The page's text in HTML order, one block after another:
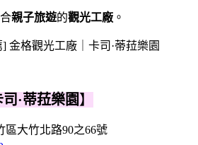
親子旅遊的觀光工廠 。
·蒂菈樂園 】
區大竹北路90之66號